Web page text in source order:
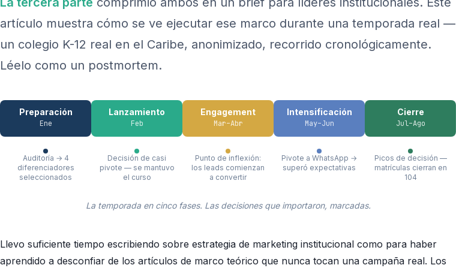
artículo muestra cómo se ve ejecutar ese marco durante una temporada real —
un colegio K-12 real en el Caribe, anonimizado, recorrido cronológicamente.
Léelo como un postmortem.
Preparación
Ene
Auditoría → 4
diferenciadores
seleccionados
Lanzamiento
Feb
Decisión de casi
pivote — se mantuvo
el curso
Engagement
Mar–Abr
Punto de inflexión:
los leads comienzan
a convertir
Intensificación
May–Jun
Pivote a WhatsApp →
superó expectativas
Cierre
Jul–Ago
Picos de decisión —
matrículas cierran en
104
La temporada en cinco fases. Las decisiones que importaron, marcadas.
Llevo suficiente tiempo escribiendo sobre estrategia de marketing institucional como para haber
aprendido a desconfiar de los artículos de marco teórico que nunca tocan una campaña real. Los